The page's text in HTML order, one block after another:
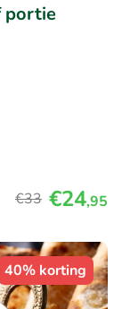
portie
€33 €24,95
40% korting